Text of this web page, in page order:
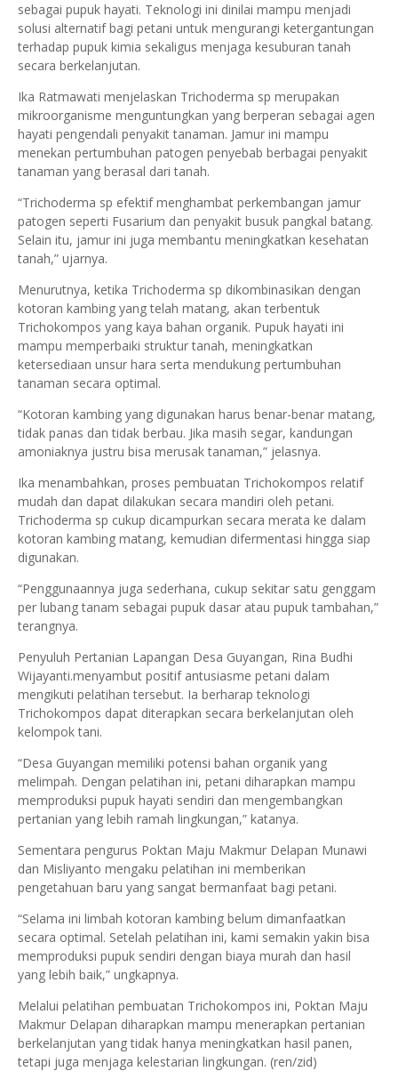
sebagai pupuk hayati. Teknologi ini dinilai mampu menjadi
solusi alternatif bagi petani untuk mengurangi ketergantungan
terhadap pupuk kimia sekaligus menjaga kesuburan tanah
secara berkelanjutan.
Ika Ratmawati menjelaskan Trichoderma sp merupakan
mikroorganisme menguntungkan yang berperan sebagai agen
hayati pengendali penyakit tanaman. Jamur ini mampu
menekan pertumbuhan patogen penyebab berbagai penyakit
tanaman yang berasal dari tanah.
“Trichoderma sp efektif menghambat perkembangan jamur
patogen seperti Fusarium dan penyakit busuk pangkal batang.
Selain itu, jamur ini juga membantu meningkatkan kesehatan
tanah,” ujarnya.
Menurutnya, ketika Trichoderma sp dikombinasikan dengan
kotoran kambing yang telah matang, akan terbentuk
Trichokompos yang kaya bahan organik. Pupuk hayati ini
mampu memperbaiki struktur tanah, meningkatkan
ketersediaan unsur hara serta mendukung pertumbuhan
tanaman secara optimal.
“Kotoran kambing yang digunakan harus benar-benar matang,
tidak panas dan tidak berbau. Jika masih segar, kandungan
amoniaknya justru bisa merusak tanaman,” jelasnya.
Ika menambahkan, proses pembuatan Trichokompos relatif
mudah dan dapat dilakukan secara mandiri oleh petani.
Trichoderma sp cukup dicampurkan secara merata ke dalam
kotoran kambing matang, kemudian difermentasi hingga siap
digunakan.
“Penggunaannya juga sederhana, cukup sekitar satu genggam
per lubang tanam sebagai pupuk dasar atau pupuk tambahan,”
terangnya.
Penyuluh Pertanian Lapangan Desa Guyangan, Rina Budhi
Wijayanti.menyambut positif antusiasme petani dalam
mengikuti pelatihan tersebut. Ia berharap teknologi
Trichokompos dapat diterapkan secara berkelanjutan oleh
kelompok tani.
“Desa Guyangan memiliki potensi bahan organik yang
melimpah. Dengan pelatihan ini, petani diharapkan mampu
memproduksi pupuk hayati sendiri dan mengembangkan
pertanian yang lebih ramah lingkungan,” katanya.
Sementara pengurus Poktan Maju Makmur Delapan Munawi
dan Misliyanto mengaku pelatihan ini memberikan
pengetahuan baru yang sangat bermanfaat bagi petani.
“Selama ini limbah kotoran kambing belum dimanfaatkan
secara optimal. Setelah pelatihan ini, kami semakin yakin bisa
memproduksi pupuk sendiri dengan biaya murah dan hasil
yang lebih baik,” ungkapnya.
Melalui pelatihan pembuatan Trichokompos ini, Poktan Maju
Makmur Delapan diharapkan mampu menerapkan pertanian
berkelanjutan yang tidak hanya meningkatkan hasil panen,
tetapi juga menjaga kelestarian lingkungan. (ren/zid)